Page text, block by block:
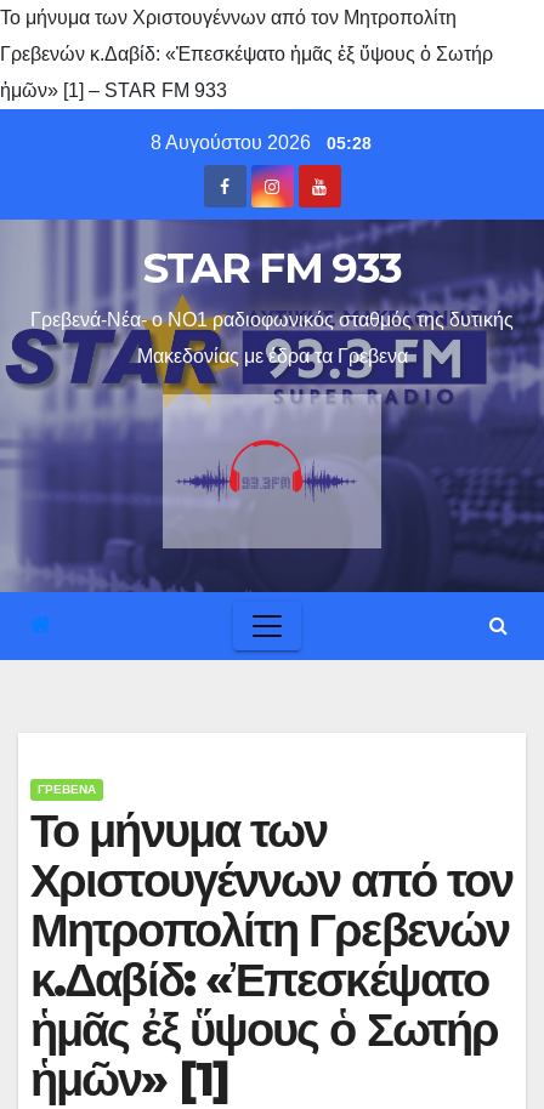
Το μήνυμα των Χριστουγέννων από τον Μητροπολίτη
Γρεβενών κ.Δαβίδ: «Ἐπεσκέψατο ἡμᾶς ἐξ ὕψους ὁ Σωτήρ
ἡμῶν» [1] – STAR FM 933
8 Αυγούστου 2026 05:28
STAR FM 933
Γρεβενά-Νέα- ο ΝΟ1 ραδιοφωνικός σταθμός της δυτικής
Μακεδονίας με έδρα τα Γρεβενα
ΓΡΕΒΕΝΑ
Το μήνυμα των
Χριστουγέννων από τον
Μητροπολίτη Γρεβενών
κ.Δαβίδ: «Ἐπεσκέψατο
ἡμᾶς ἐξ ὕψους ὁ Σωτήρ
ἡμῶν» [1]